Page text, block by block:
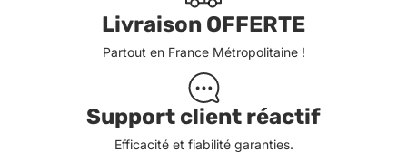
Livraison OFFERTE
Partout en France Métropolitaine !
Support client réactif
Efficacité et fiabilité garanties.